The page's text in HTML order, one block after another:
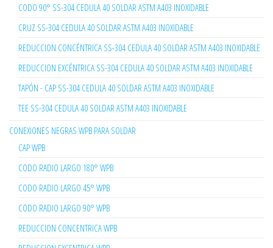
CODO 90° SS-304 CEDULA 40 SOLDAR ASTM A403 INOXIDABLE
CRUZ SS-304 CEDULA 40 SOLDAR ASTM A403 INOXIDABLE
REDUCCION CONCÉNTRICA SS-304 CEDULA 40 SOLDAR ASTM A403 INOXIDABLE
REDUCCION EXCÉNTRICA SS-304 CEDULA 40 SOLDAR ASTM A403 INOXIDABLE
TAPÓN - CAP SS-304 CEDULA 40 SOLDAR ASTM A403 INOXIDABLE
TEE SS-304 CEDULA 40 SOLDAR ASTM A403 INOXIDABLE
CONEXIONES NEGRAS WPB PARA SOLDAR
CAP WPB
CODO RADIO LARGO 180° WPB
CODO RADIO LARGO 45° WPB
CODO RADIO LARGO 90° WPB
REDUCCION CONCENTRICA WPB